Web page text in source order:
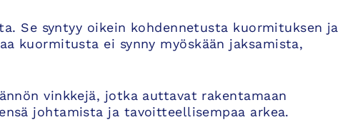
Se syntyy oikein kohdennetusta kuormituksen ja
kuormitusta ei synny myöskään jaksamista,
vinkkejä, jotka auttavat rakentamaan
johtamista ja tavoitteellisempaa arkea.